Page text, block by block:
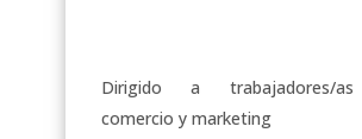
Dirigido a trabajadores/
comercio y marketing